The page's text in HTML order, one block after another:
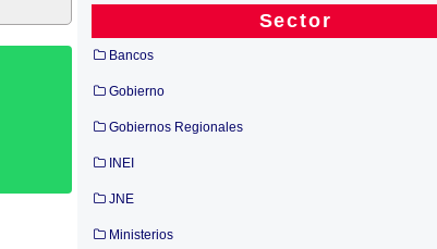
Sector
Bancos
Gobierno
Gobiernos Regionales
INEI
JNE
Ministerios